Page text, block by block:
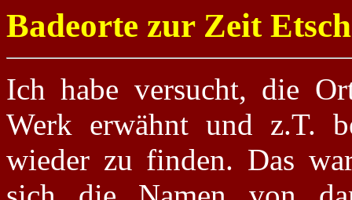
Badeorte zur Zeit
Ich habe versucht, die
Werk erwähnt und z.T.
wieder zu finden. Das